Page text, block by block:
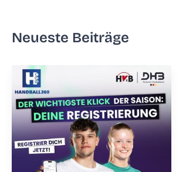
Neu­es­te Beiträge